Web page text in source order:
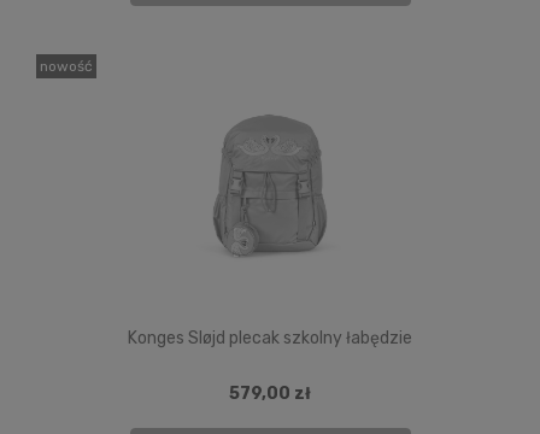
Konges Sløjd plecak szkolny łabędzie
579,00 zł
nowość